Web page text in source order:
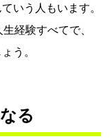
いう人もいます。
経験すべてで、
う。
る